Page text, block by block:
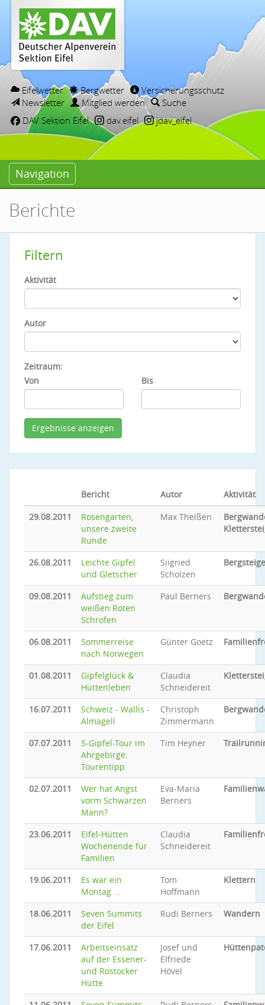
Eifelwetter Bergwetter
Versicherungsschutz
Newsletter
Mitglied werden
Suche
DAV Sektion Eifel
dav.eifel jdav_eifel
Navigation
Berichte
Filtern
Aktivität
Autor
Zeitraum:
Von
Bis
Bericht Autor
Aktivität
29.08.2011
Rosengarten,
unsere zweite
Runde
Max Theißen
26.08.2011
Leichte Gipfel
und Gletscher
Siigried
Scholzen
09.08.2011
Aufstieg zum
weißen Roten
Schrofen
Paul Berners
06.08.2011
Sommerreise
nach Norwegen
Günter Goetz
01.08.2011
Gipfelglück &
Hüttenleben
Claudia
Schneidereit
16.07.2011
Schweiz - Wallis -
Almagell
Christoph
Zimmermann
07.07.2011
5-Gipfel-Tour im
Ahrgebirge:
Tourentipp
Tim Heyner
02.07.2011
Wer hat Angst
vorm Schwarzen
Mann?
Eva-Maria
Berners
23.06.2011
Eifel-Hütten
Wochenende für
Familien
Claudia
Schneidereit
19.06.2011
Es war ein
Montag ...
Tom
Hoffmann
Klettern
18.06.2011
Seven Summits
der Eifel
Rudi Berners Wandern
17.06.2011
Arbeitseinsatz
auf der Essener-
und Rostocker
Hütte
Josef und
Elfriede
Hövel